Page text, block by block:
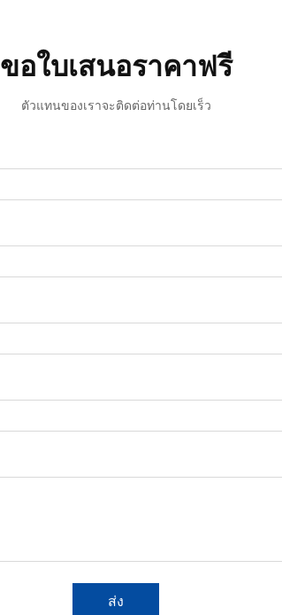
ขอใบเสนอราคาฟรี
ตัวแทนของเราจะติดต่อท่านโดยเร็ว
ส่ง